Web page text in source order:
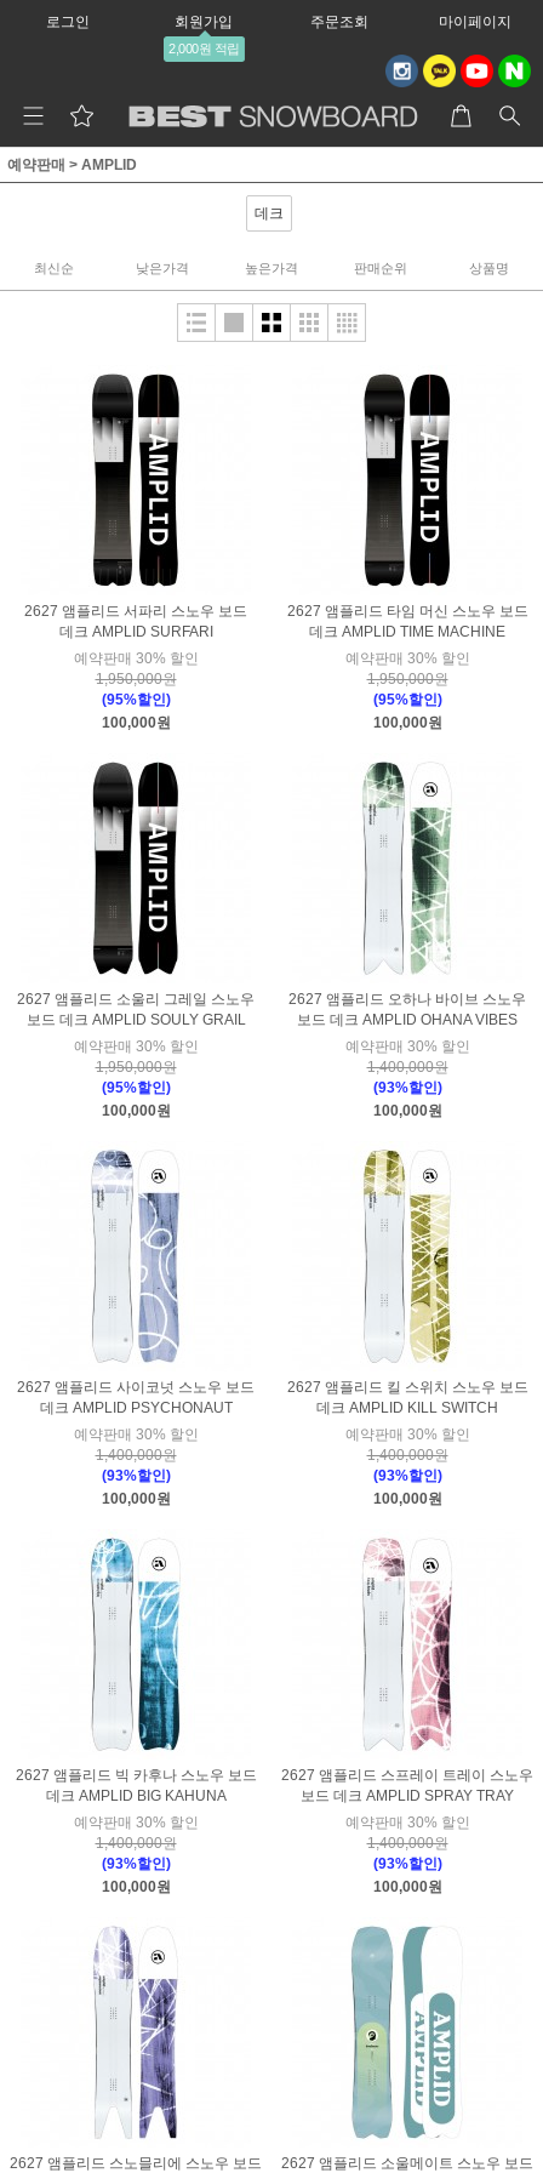
로그인 회원가입
2,000원 적립
주문조회 마이페이지
예약판매 > AMPLID
데크
최신순 낮은가격 높은가격 판매순위 상품명
2627 앰플리드 서파리 스노우 보드
데크 AMPLID SURFARI
예약판매 30% 할인
1,950,000원
(95%할인)
100,000원
2627 앰플리드 타임 머신 스노우 보드
데크 AMPLID TIME MACHINE
예약판매 30% 할인
1,950,000원
(95%할인)
100,000원
2627 앰플리드 소울리 그레일 스노우
보드 데크 AMPLID SOULY GRAIL
예약판매 30% 할인
1,950,000원
(95%할인)
100,000원
2627 앰플리드 오하나 바이브 스노우
보드 데크 AMPLID OHANA VIBES
예약판매 30% 할인
1,400,000원
(93%할인)
100,000원
2627 앰플리드 사이코넛 스노우 보드
데크 AMPLID PSYCHONAUT
예약판매 30% 할인
1,400,000원
(93%할인)
100,000원
2627 앰플리드 킬 스위치 스노우 보드
데크 AMPLID KILL SWITCH
예약판매 30% 할인
1,400,000원
(93%할인)
100,000원
2627 앰플리드 빅 카후나 스노우 보드
데크 AMPLID BIG KAHUNA
예약판매 30% 할인
1,400,000원
(93%할인)
100,000원
2627 앰플리드 스프레이 트레이 스노우
보드 데크 AMPLID SPRAY TRAY
예약판매 30% 할인
1,400,000원
(93%할인)
100,000원
2627 앰플리드 스노믈리에 스노우 보드 2627 앰플리드 소울메이트 스노우 보드